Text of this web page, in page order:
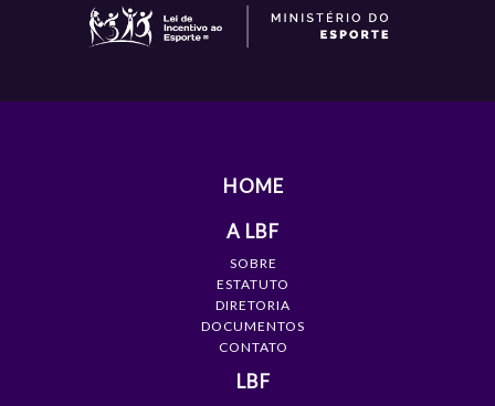
HOME
A LBF
SOBRE
ESTATUTO
DIRETORIA
DOCUMENTOS
CONTATO
LBF